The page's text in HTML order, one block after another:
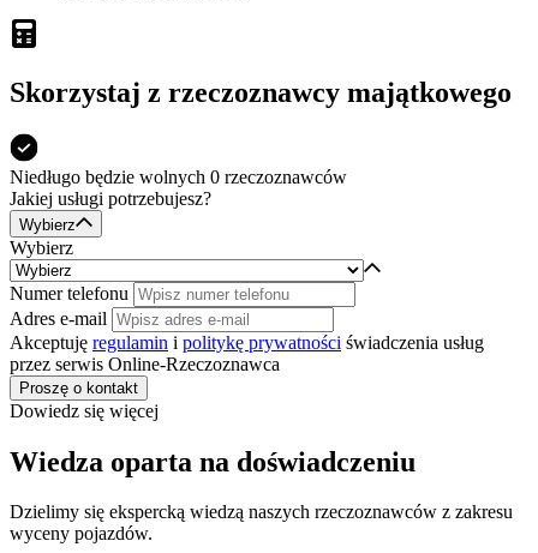
Skorzystaj z rzeczoznawcy majątkowego
Niedługo będzie wolnych 0 rzeczoznawców
Jakiej usługi potrzebujesz?
Wybierz
Wybierz
Numer telefonu
Adres e-mail
Akceptuję regulamin i politykę prywatności świadczenia usług
przez serwis Online-Rzeczoznawca
Proszę o kontakt
Dowiedz się więcej
Wiedza oparta na doświadczeniu
Dzielimy się ekspercką wiedzą naszych rzeczoznawców z zakresu
wyceny pojazdów.